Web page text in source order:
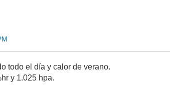
todo el día y calor de verano.
y 1.025 hpa.